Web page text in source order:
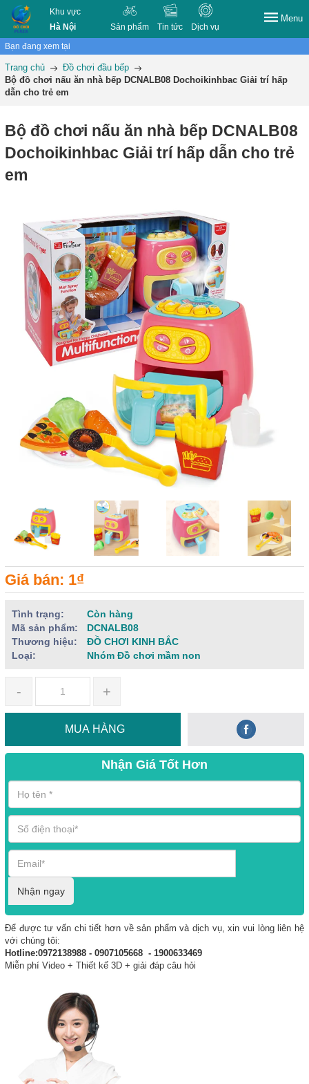
Khu vực
Hà Nội
Sản phẩm Tin tức Dịch vụ
Menu
Bạn đang xem tại
Trang chủ
Đồ chơi đầu bếp
Bộ đồ chơi nấu ăn nhà bếp DCNALB08 Dochoikinhbac Giải trí hấp
dẫn cho trẻ em
Bộ đồ chơi nấu ăn nhà bếp DCNALB08
Dochoikinhbac Giải trí hấp dẫn cho trẻ
em
Giá bán: 1₫
Tình trạng:
Còn hàng
Mã sản phẩm:
DCNALB08
Thương hiệu:
ĐỒ CHƠI KINH BẮC
Loại:
Nhóm Đồ chơi mầm non
- +
MUA HÀNG
Nhận Giá Tốt Hơn
Nhận ngay
Để được tư vấn chi tiết hơn về sản phẩm và dịch vụ, xin vui lòng liên hệ
với chúng tôi:
Hotline:0972138988 - 0907105668 - 1900633469
Miễn phí Video + Thiết kế 3D + giải đáp câu hỏi